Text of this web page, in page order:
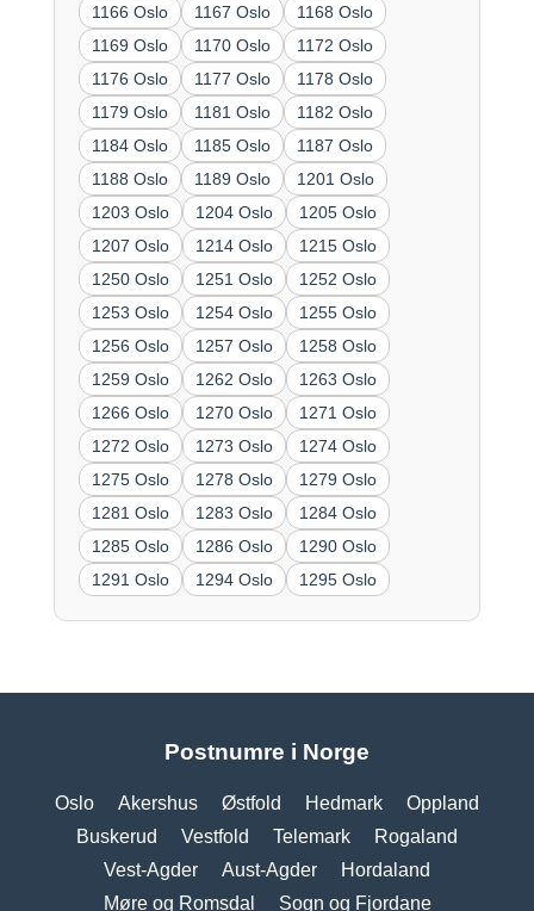
1166 Oslo
1167 Oslo
1168 Oslo
1169 Oslo
1170 Oslo
1172 Oslo
1176 Oslo
1177 Oslo
1178 Oslo
1179 Oslo
1181 Oslo
1182 Oslo
1184 Oslo
1185 Oslo
1187 Oslo
1188 Oslo
1189 Oslo
1201 Oslo
1203 Oslo
1204 Oslo
1205 Oslo
1207 Oslo
1214 Oslo
1215 Oslo
1250 Oslo
1251 Oslo
1252 Oslo
1253 Oslo
1254 Oslo
1255 Oslo
1256 Oslo
1257 Oslo
1258 Oslo
1259 Oslo
1262 Oslo
1263 Oslo
1266 Oslo
1270 Oslo
1271 Oslo
1272 Oslo
1273 Oslo
1274 Oslo
1275 Oslo
1278 Oslo
1279 Oslo
1281 Oslo
1283 Oslo
1284 Oslo
1285 Oslo
1286 Oslo
1290 Oslo
1291 Oslo
1294 Oslo 1295 Oslo
Postnumre i Norge
Oslo Akershus Østfold Hedmark
Oppland
Buskerud
Vestfold Telemark
Rogaland
Vest-Agder
Aust-Agder
Hordaland
Møre og Romsdal
Sogn og Fjordane